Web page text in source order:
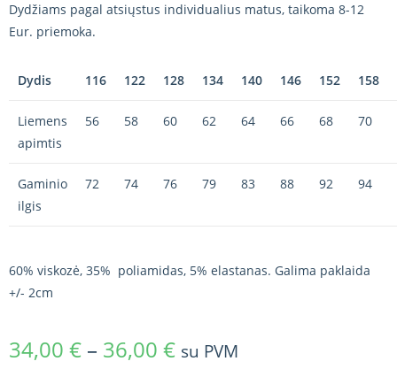
Dydžiams pagal atsiųstus individualius matus, taikoma 8-12
Eur. priemoka.
Dydis 116 122 128 134 140 146 152 158
Liemens
apimtis
56 58 60 62 64 66 68 70
Gaminio
ilgis
72 74 76 79 83 88 92 94
60% viskozė, 35% poliamidas, 5% elastanas. Galima paklaida
+/- 2cm
34,00 € – 36,00 € su PVM